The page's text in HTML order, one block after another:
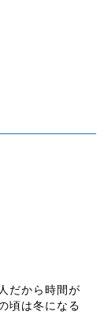
だから時間が
頃は冬になる